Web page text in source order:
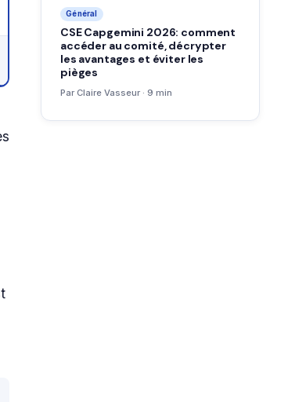
Général
CSE Capgemini 2026: comment
accéder au comité, décrypter
les avantages et éviter les
pièges
Par Claire Vasseur · 9 min